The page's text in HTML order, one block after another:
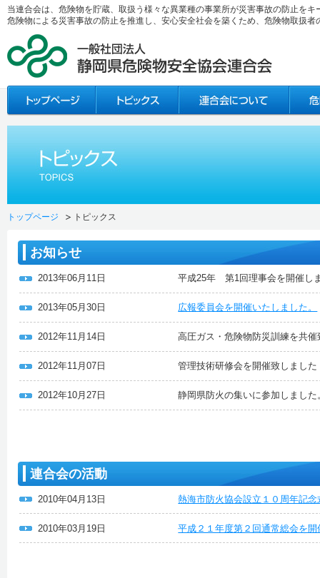
当連合会は、危険物を貯蔵、取扱う様々な異業種の事業所が災害事故の防止を
危険物による災害事故の防止を推進し、安心安全社会を築くため、危険物取扱
トップページ トピックス
お知らせ
2013年06月11日 平成25年 第1回理事会を開催し
2013年05月30日 広報委員会を開催いたしました。
2012年11月14日 高圧ガス・危険物防災訓練を共
2012年11月07日 管理技術研修会を開催致しました
2012年10月27日 静岡県防火の集いに参加しました
連合会の活動
2010年04月13日 熱海市防火協会設立１０周年記
2010年03月19日 平成２１年度第２回通常総会を